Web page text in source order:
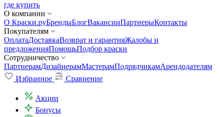
где купить
О компании
О Краски.руБрендыБлогВакансииПартнерыКонтакты
Покупателям
ОплатаДоставкаВозврат и гарантияЖалобы и
предложенияПомощьПодбор краски
Сотрудничество
ПартнерамДизайнерамМастерамПодрядчикамАрендодателям
Избранное
Сравнение
Акции
Бонусы